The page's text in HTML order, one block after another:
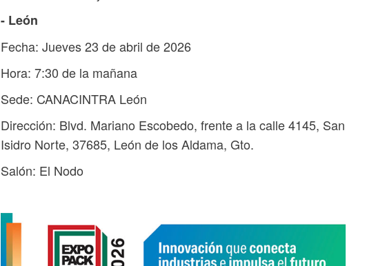
- León
Fecha: Jueves 23 de abril de 2026
Hora: 7:30 de la mañana
Sede: CANACINTRA León
Dirección: Blvd. Mariano Escobedo, frente a la calle 4145, San
Isidro Norte, 37685, León de los Aldama, Gto.
Salón: El Nodo